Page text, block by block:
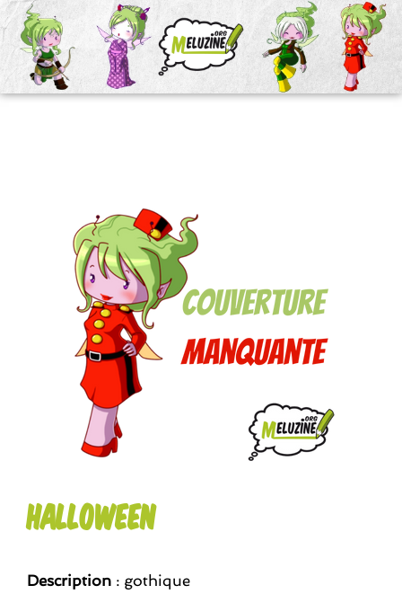
Halloween
Description : gothique